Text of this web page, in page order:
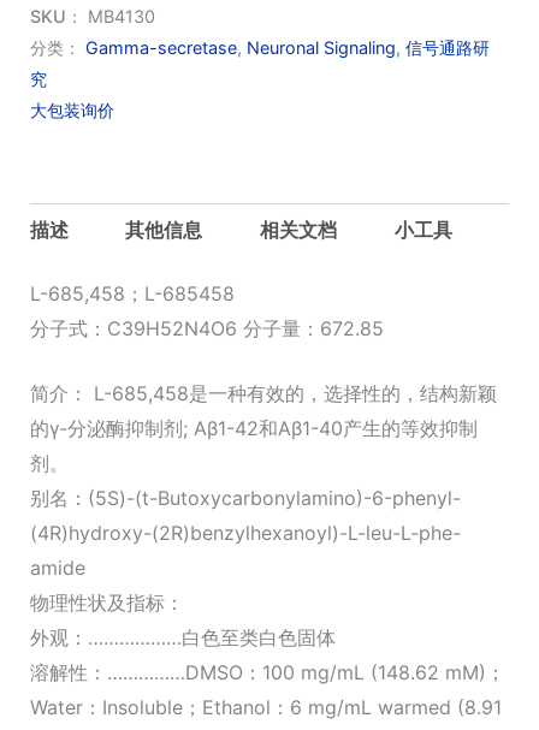
数
量
SKU： MB4130
分类： Gamma-secretase, Neuronal Signaling, 信号通路研
究
大包装询价
描述 其他信息 相关文档 小工具
L-685,458；L-685458
分子式：C39H52N4O6 分子量：672.85
简介： L-685,458是一种有效的，选择性的，结构新颖
的γ-分泌酶抑制剂; Aβ1-42和Aβ1-40产生的等效抑制
剂。
别名：(5S)-(t-Butoxycarbonylamino)-6-phenyl-
(4R)hydroxy-(2R)benzylhexanoyl)-L-leu-L-phe-
amide
物理性状及指标：
外观：………………白色至类白色固体
溶解性：……………DMSO：100 mg/mL (148.62 mM)；
Water：Insoluble；Ethanol：6 mg/mL warmed (8.91